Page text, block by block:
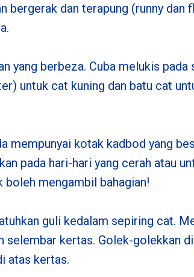
bergerak dan terapung (runny
yang berbeza. Cuba melukis
untuk cat kuning dan batu cat
mempunyai kotak kadbod yang
pada hari-hari yang cerah atau
boleh mengambil bahagian!
guli kedalam sepiring cat.
selembar kertas. Golek-golekkan
atas kertas.